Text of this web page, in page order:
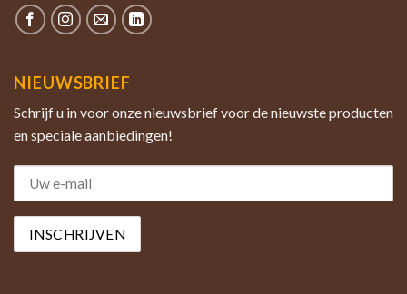
NIEUWSBRIEF
Schrijf u in voor onze nieuwsbrief voor de nieuwste producten
en speciale aanbiedingen!